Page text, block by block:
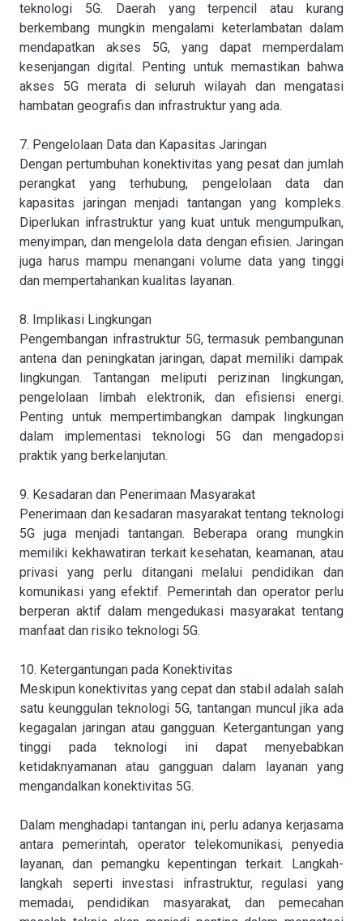
teknologi 5G. Daerah yang terpencil atau kurang
berkembang mungkin mengalami keterlambatan dalam
mendapatkan akses 5G, yang dapat memperdalam
kesenjangan digital. Penting untuk memastikan bahwa
akses 5G merata di seluruh wilayah dan mengatasi
hambatan geografis dan infrastruktur yang ada.
7. Pengelolaan Data dan Kapasitas Jaringan
Dengan pertumbuhan konektivitas yang pesat dan jumlah
perangkat yang terhubung, pengelolaan data dan
kapasitas jaringan menjadi tantangan yang kompleks.
Diperlukan infrastruktur yang kuat untuk mengumpulkan,
menyimpan, dan mengelola data dengan efisien. Jaringan
juga harus mampu menangani volume data yang tinggi
dan mempertahankan kualitas layanan.
8. Implikasi Lingkungan
Pengembangan infrastruktur 5G, termasuk pembangunan
antena dan peningkatan jaringan, dapat memiliki dampak
lingkungan. Tantangan meliputi perizinan lingkungan,
pengelolaan limbah elektronik, dan efisiensi energi.
Penting untuk mempertimbangkan dampak lingkungan
dalam implementasi teknologi 5G dan mengadopsi
praktik yang berkelanjutan.
9. Kesadaran dan Penerimaan Masyarakat
Penerimaan dan kesadaran masyarakat tentang teknologi
5G juga menjadi tantangan. Beberapa orang mungkin
memiliki kekhawatiran terkait kesehatan, keamanan, atau
privasi yang perlu ditangani melalui pendidikan dan
komunikasi yang efektif. Pemerintah dan operator perlu
berperan aktif dalam mengedukasi masyarakat tentang
manfaat dan risiko teknologi 5G.
10. Ketergantungan pada Konektivitas
Meskipun konektivitas yang cepat dan stabil adalah salah
satu keunggulan teknologi 5G, tantangan muncul jika ada
kegagalan jaringan atau gangguan. Ketergantungan yang
tinggi pada teknologi ini dapat menyebabkan
ketidaknyamanan atau gangguan dalam layanan yang
mengandalkan konektivitas 5G.
Dalam menghadapi tantangan ini, perlu adanya kerjasama
antara pemerintah, operator telekomunikasi, penyedia
layanan, dan pemangku kepentingan terkait. Langkah-
langkah seperti investasi infrastruktur, regulasi yang
memadai, pendidikan masyarakat, dan pemecahan